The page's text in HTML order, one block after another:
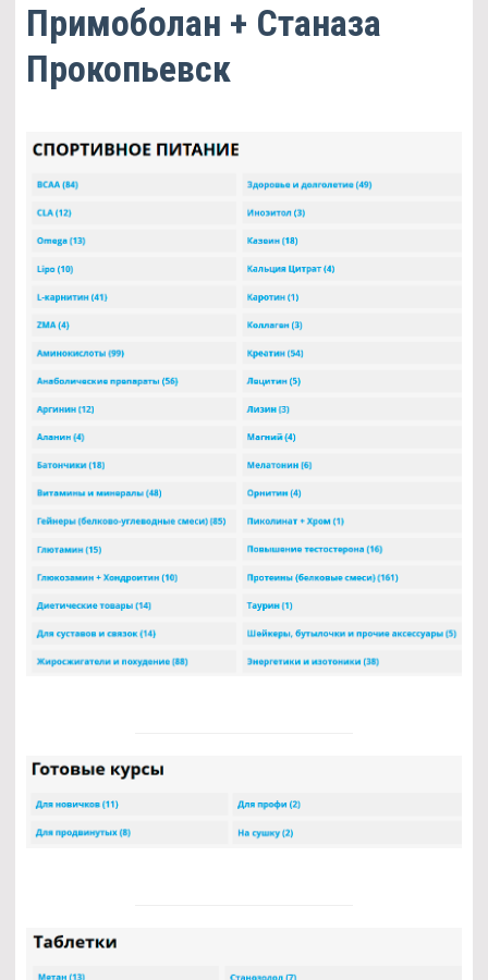
Примоболан + Станаза
Прокопьевск